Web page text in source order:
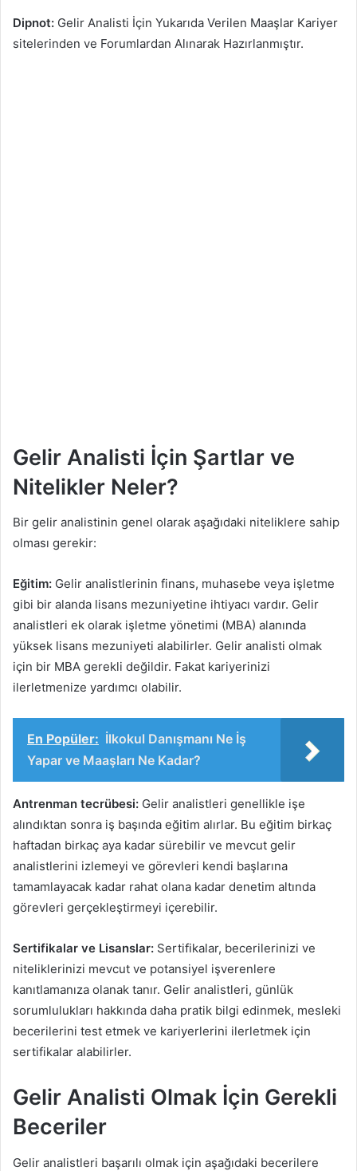
Dipnot: Gelir Analisti İçin Yukarıda Verilen Maaşlar Kariyer
sitelerinden ve Forumlardan Alınarak Hazırlanmıştır.
Gelir Analisti İçin Şartlar ve
Nitelikler Neler?
Bir gelir analistinin genel olarak aşağıdaki niteliklere sahip
olması gerekir:
Eğitim: Gelir analistlerinin finans, muhasebe veya işletme
gibi bir alanda lisans mezuniyetine ihtiyacı vardır. Gelir
analistleri ek olarak işletme yönetimi (MBA) alanında
yüksek lisans mezuniyeti alabilirler. Gelir analisti olmak
için bir MBA gerekli değildir. Fakat kariyerinizi
ilerletmenize yardımcı olabilir.
En Popüler: İlkokul Danışmanı Ne İş
Yapar ve Maaşları Ne Kadar?
Antrenman tecrübesi: Gelir analistleri genellikle işe
alındıktan sonra iş başında eğitim alırlar. Bu eğitim birkaç
haftadan birkaç aya kadar sürebilir ve mevcut gelir
analistlerini izlemeyi ve görevleri kendi başlarına
tamamlayacak kadar rahat olana kadar denetim altında
görevleri gerçekleştirmeyi içerebilir.
Sertifikalar ve Lisanslar: Sertifikalar, becerilerinizi ve
niteliklerinizi mevcut ve potansiyel işverenlere
kanıtlamanıza olanak tanır. Gelir analistleri, günlük
sorumlulukları hakkında daha pratik bilgi edinmek, mesleki
becerilerini test etmek ve kariyerlerini ilerletmek için
sertifikalar alabilirler.
Gelir Analisti Olmak İçin Gerekli
Beceriler
Gelir analistleri başarılı olmak için aşağıdaki becerilere